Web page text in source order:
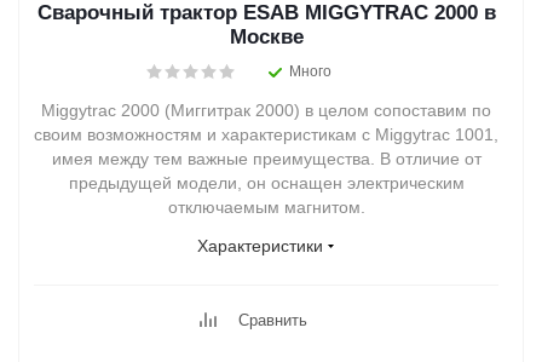
Сварочный трактор ESAB MIGGYTRAC 2000 в
Москве
Много
Miggytrac 2000 (Миггитрак 2000) в целом сопоставим по
своим возможностям и характеристикам с Miggytrac 1001,
имея между тем важные преимущества. В отличие от
предыдущей модели, он оснащен электрическим
отключаемым магнитом.
Характеристики
Сравнить